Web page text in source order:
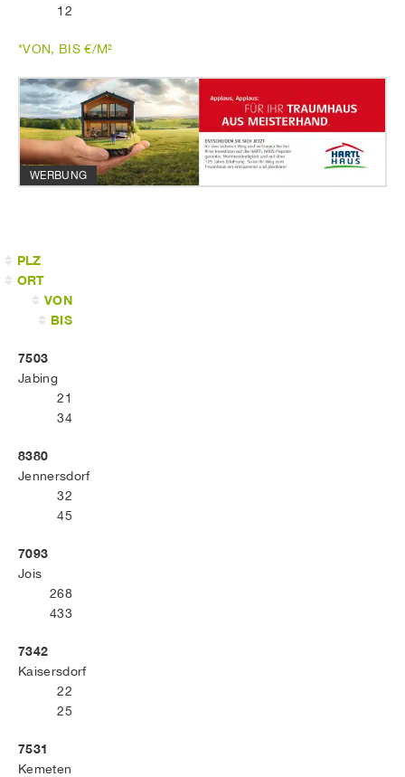
12
*VON, BIS €/M²
WERBUNG
PLZ
ORT
VON
BIS
7503
Jabing
21
34
8380
Jennersdorf
32
45
7093
Jois
268
433
7342
Kaisersdorf
22
25
7531
Kemeten